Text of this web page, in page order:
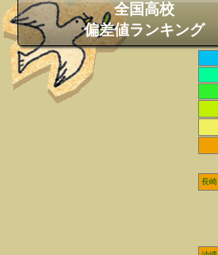
全国高校
偏差値ランキング
長崎